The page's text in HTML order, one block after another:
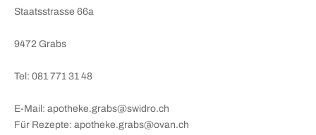
Staatsstrasse 66a
9472 Grabs
Tel: 081 771 31 48
E-Mail: apotheke.grabs@swidro.ch
Für Rezepte: apotheke.grabs@ovan.ch